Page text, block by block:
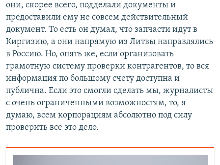
они, скорее всего, подделали документы и
предоставили ему не совсем действительный
документ. То есть он думал, что запчасти идут в
Киргизию, а они напрямую из Литвы направлялись
в Россию. Но, опять же, если организовать
грамотную систему проверки контрагентов, то вся
информация по большому счету доступна и
публична. Если это смогли сделать мы, журналисты
с очень ограниченными возможностям, то, я
думаю, всем корпорациям абсолютно под силу
проверить все это дело.